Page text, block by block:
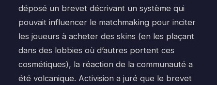
déposé un brevet décrivant un système qui
pouvait influencer le matchmaking pour inciter
les joueurs à acheter des skins (en les plaçant
dans des lobbies où d’autres portent ces
cosmétiques), la réaction de la communauté a
été volcanique. Activision a juré que le brevet